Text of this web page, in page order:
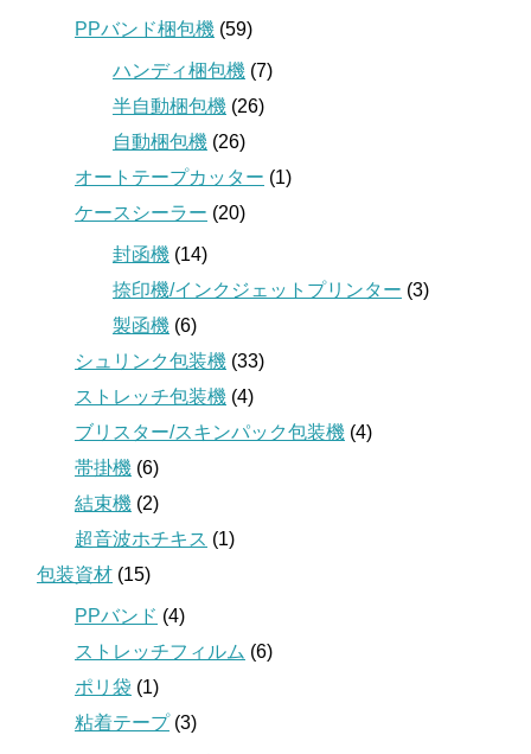
PPバンド梱包機 (59)
ハンディ梱包機 (7)
半自動梱包機 (26)
自動梱包機 (26)
オートテープカッター (1)
ケースシーラー (20)
封函機 (14)
捺印機/インクジェットプリンター (3)
製函機 (6)
シュリンク包装機 (33)
ストレッチ包装機 (4)
ブリスター/スキンパック包装機 (4)
帯掛機 (6)
結束機 (2)
超音波ホチキス (1)
包装資材 (15)
PPバンド (4)
ストレッチフィルム (6)
ポリ袋 (1)
粘着テープ(3)